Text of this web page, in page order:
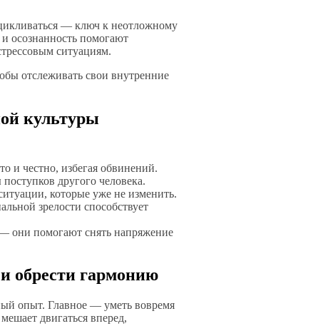
— ключ к неотложному
осознанность помогают
ситуациям.
отслеживать свои внутренние
культуры
и честно, избегая обвинений.
другого человека.
которые уже не изменить.
зрелости способствует
они помогают снять напряжение
обрести гармонию
опыт. Главное — уметь вовремя
двигаться вперед,